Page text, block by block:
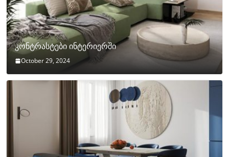
კონტრასტები ინტერიერში
October 29, 2024